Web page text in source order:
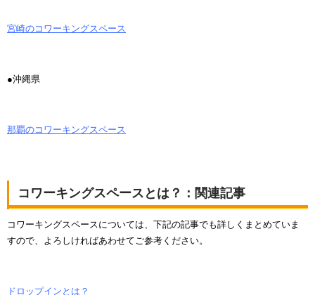
宮崎のコワーキングスペース
●沖縄県
那覇のコワーキングスペース
コワーキングスペースとは？：関連記事
コワーキングスペースについては、下記の記事でも詳しくまとめていま
すので、よろしければあわせてご参考ください。
ドロップインとは？